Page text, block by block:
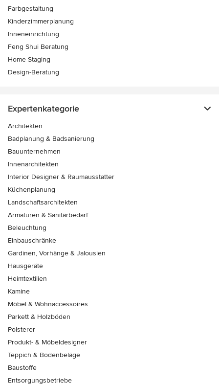
Farbgestaltung
Kinderzimmerplanung
Inneneinrichtung
Feng Shui Beratung
Home Staging
Design-Beratung
Expertenkategorie
Architekten
Badplanung & Badsanierung
Bauunternehmen
Innenarchitekten
Interior Designer & Raumausstatter
Küchenplanung
Landschaftsarchitekten
Armaturen & Sanitärbedarf
Beleuchtung
Einbauschränke
Gardinen, Vorhänge & Jalousien
Hausgeräte
Heimtextilien
Kamine
Möbel & Wohnaccessoires
Parkett & Holzböden
Polsterer
Produkt- & Möbeldesigner
Teppich & Bodenbeläge
Baustoffe
Entsorgungsbetriebe